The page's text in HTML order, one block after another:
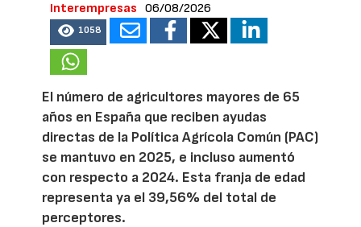
Interempresas
06/08/2026
1058
El número de agricultores mayores de 65
años en España que reciben ayudas
directas de la Política Agrícola Común (PAC)
se mantuvo en 2025, e incluso aumentó
con respecto a 2024. Esta franja de edad
representa ya el 39,56% del total de
perceptores.